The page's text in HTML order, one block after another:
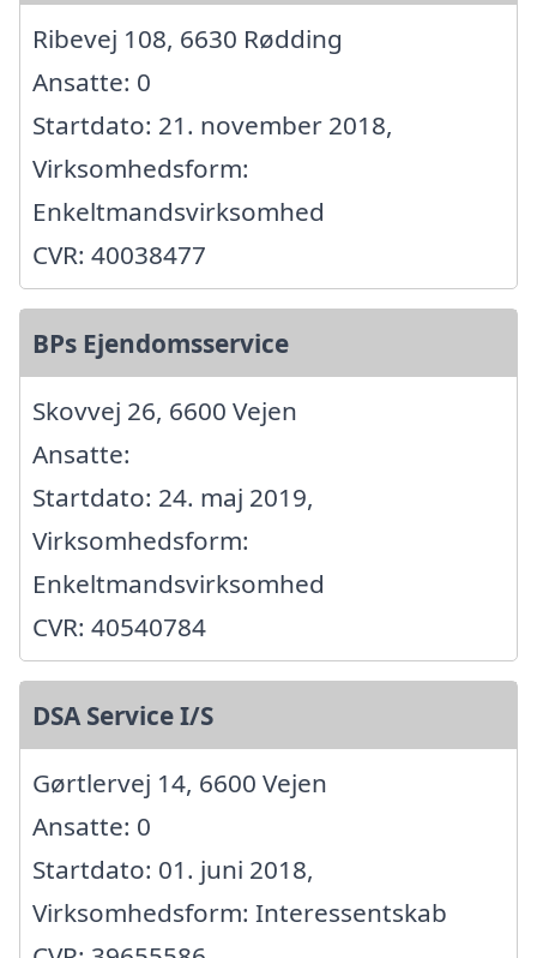
Ribevej 108, 6630 Rødding
Ansatte: 0
Startdato: 21. november 2018,
Virksomhedsform:
Enkeltmandsvirksomhed
CVR: 40038477
BPs Ejendomsservice
Skovvej 26, 6600 Vejen
Ansatte:
Startdato: 24. maj 2019,
Virksomhedsform:
Enkeltmandsvirksomhed
CVR: 40540784
DSA Service I/S
Gørtlervej 14, 6600 Vejen
Ansatte: 0
Startdato: 01. juni 2018,
Virksomhedsform: Interessentskab